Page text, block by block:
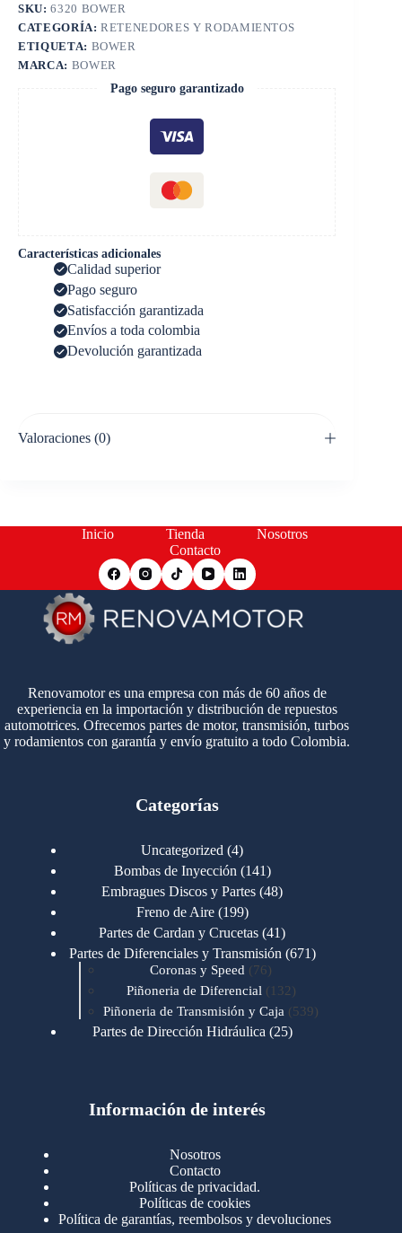
SKU:6320 BOWER
CATEGORÍA:RETENEDORES Y RODAMIENTOS
ETIQUETA: BOWER
MARCA: BOWER
Pago seguro garantizado
Características adicionales
Calidad superior
Pago seguro
Satisfacción garantizada
Envíos a toda colombia
Devolución garantizada
Valoraciones (0)
Inicio Tienda
Nosotros
Contacto
Renovamotor es una empresa con más de 60 años de
experiencia en la importación y distribución de repuestos
automotrices. Ofrecemos partes de motor, transmisión, turbos
y rodamientos con garantía y envío gratuito a todo Colombia.
Categorías
Uncategorized 44
productos
Bombas de Inyección 141141
productos
Embragues Discos y Partes 4848
Freno de Aire 199199
productos
Partes de Cardan y Crucetas 4141
productos
Partes de Diferenciales y Transmisión 671671
Coronas y Speed 7676
productos
Piñoneria de Diferencial 132 132
productos
Piñoneria de Transmisión y Caja 539539
Partes de Dirección Hidráulica 2525
Motores Cummins 723
Cummins B/C 855
Cummins ISF
Cummins ISM
productos
Cummins ISX 100100
Información de interés
Nosotros
Contacto
Políticas de privacidad.
Políticas de cookies
Política de garantías, reembolsos y devoluciones